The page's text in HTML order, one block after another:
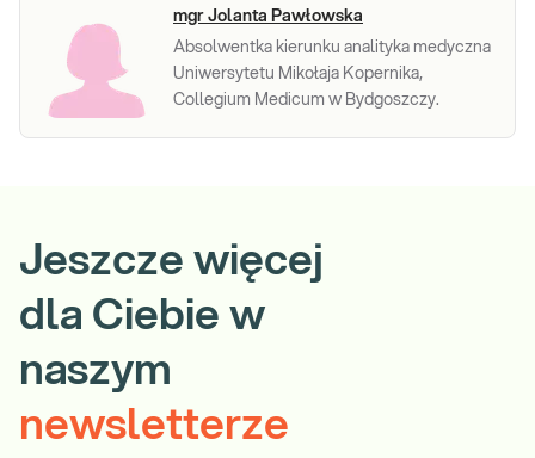
mgr Jolanta Pawłowska
Absolwentka kierunku analityka medyczna
Uniwersytetu Mikołaja Kopernika,
Collegium Medicum w Bydgoszczy.
Jeszcze więcej
dla Ciebie w
naszym
newsletterze